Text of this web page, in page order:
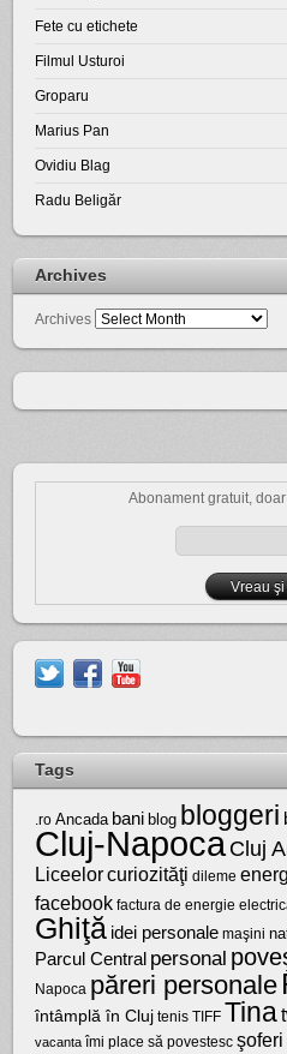
Fete cu etichete
Filmul Usturoi
Groparu
Marius Pan
Ovidiu Blag
Radu Beligăr
Archives
Archives
Abonament gratuit,
Tags
.ro Ancada bani blog bloggeri
Cluj-NapocaCluj
Liceelorcuriozităţi dileme
facebook factura de energie
Ghiţă idei personale maşini
Parcul Central personal
Napoca păreri personale
întâmplă în Cluj tenis TIFF Tina
vacanta îmi place să povestesc şoferi